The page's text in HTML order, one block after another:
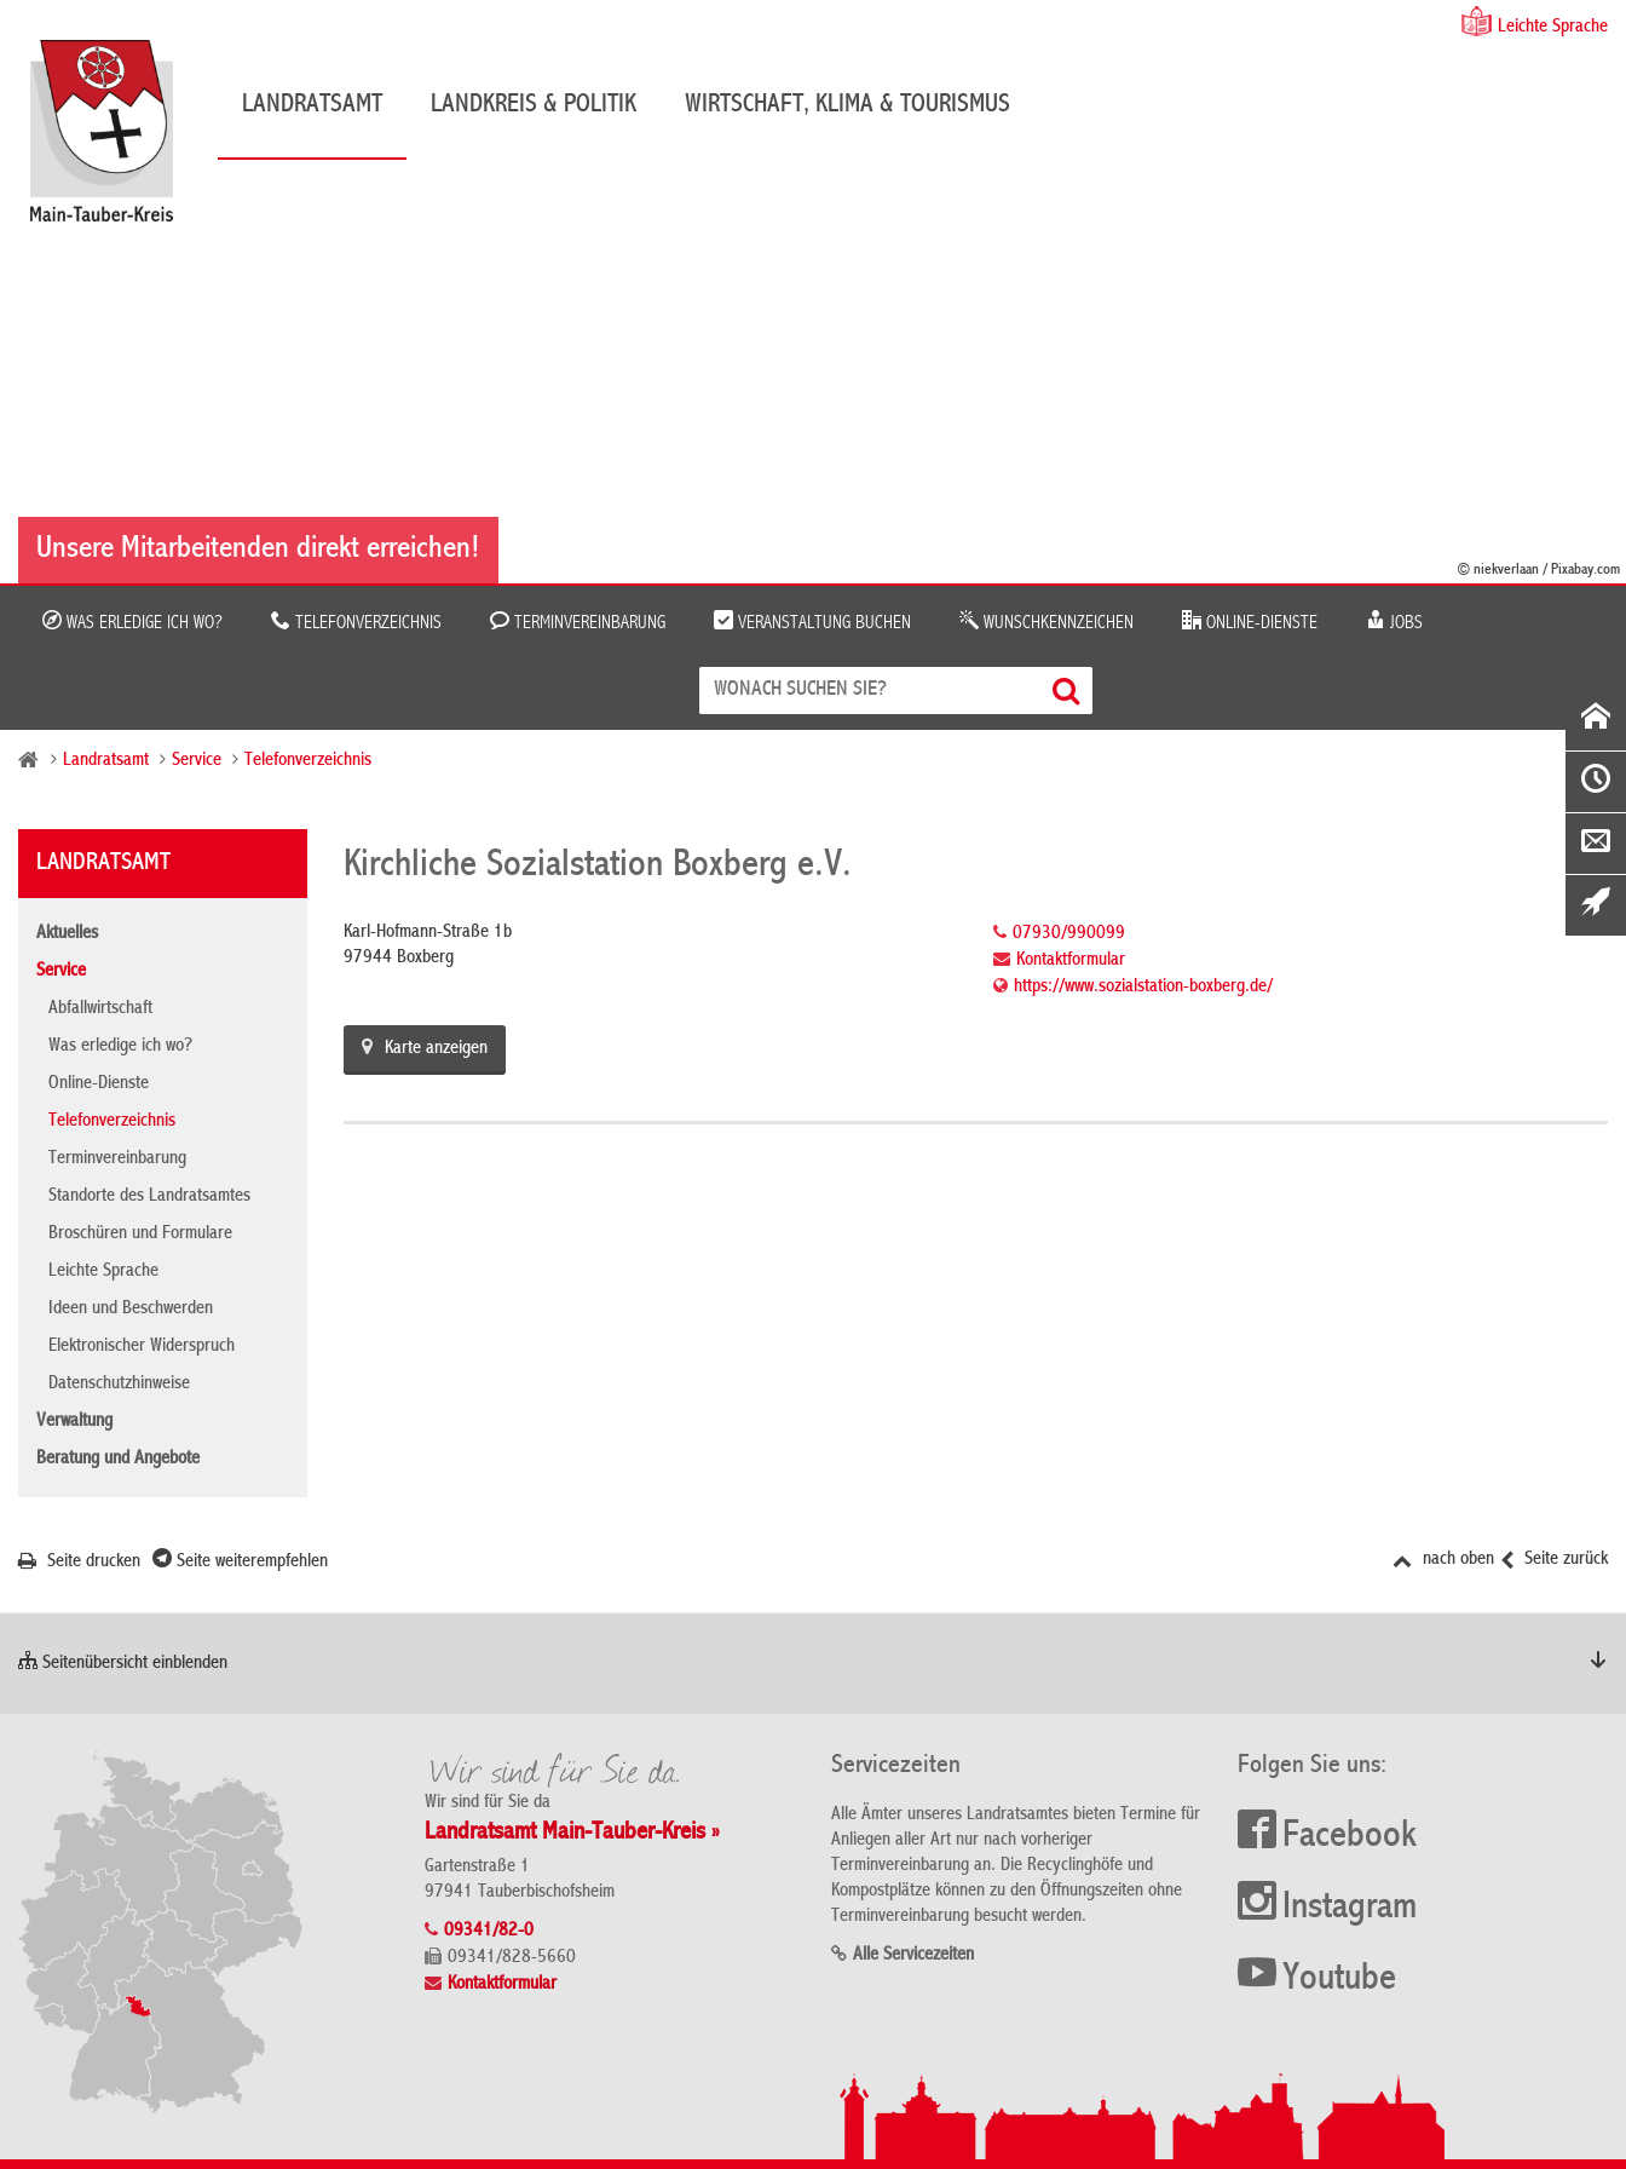
Leichte Sprache
LANDRATSAMT LANDKREIS & POLITIK WIRTSCHAFT, KLIMA & TOURISMUS
Unsere Mitarbeitenden direkt erreichen!
© niekverlaan / Pixabay.com
WAS ERLEDIGE ICH WO? TELEFONVERZEICHNIS TERMINVEREINBARUNG VERANSTALTUNG BUCHEN WUNSCHKENNZEICHEN ONLINE-DIENSTE JOBS
Landratsamt Service Telefonverzeichnis
LANDRATSAMT
Aktuelles
Service
Abfallwirtschaft
Was erledige ich wo?
Online-Dienste
Telefonverzeichnis
Terminvereinbarung
Standorte des Landratsamtes
Broschüren und Formulare
Leichte Sprache
Ideen und Beschwerden
Elektronischer Widerspruch
Datenschutzhinweise
Verwaltung
Beratung und Angebote
Kirchliche Sozialstation Boxberg e.V.
Karl-Hofmann-Straße 1b
97944 Boxberg
07930/990099
Kontaktformular
https://www.sozialstation-boxberg.de/
Karte anzeigen
Seite zurück
nach oben
Seite drucken Seite weiterempfehlen
Seitenübersicht einblenden
Wir sind für Sie da
Landratsamt Main-Tauber-Kreis »
Gartenstraße 1
97941 Tauberbischofsheim
09341/82-0
09341/828-5660
Kontaktformular
Servicezeiten
Alle Ämter unseres Landratsamtes bieten Termine für
Anliegen aller Art nur nach vorheriger
Terminvereinbarung an. Die Recyclinghöfe und
Kompostplätze können zu den Öffnungszeiten ohne
Terminvereinbarung besucht werden.
Alle Servicezeiten
Folgen Sie uns:
Facebook
Instagram
Youtube